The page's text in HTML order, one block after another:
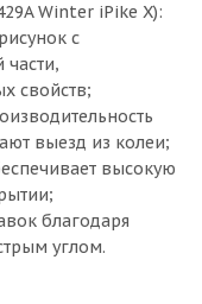
Winter iPike X):
с
свойств;
выезд из колеи;
высокую
благодаря
углом.